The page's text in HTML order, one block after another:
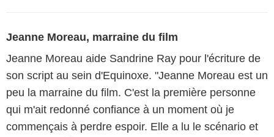
Jeanne Moreau, marraine du film
Jeanne Moreau aide Sandrine Ray pour l'écriture de
son script au sein d'Equinoxe. "Jeanne Moreau est un
peu la marraine du film. C'est la première personne
qui m'ait redonné confiance à un moment où je
commençais à perdre espoir. Elle a lu le scénario et